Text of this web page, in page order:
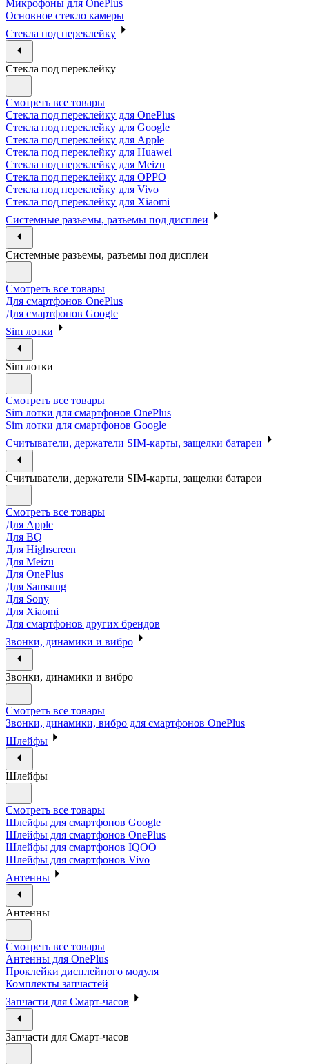
Микрофоны для OnePlus
Основное стекло камеры
Стекла под переклейку
Стекла под переклейку
Смотреть все товары
Стекла под переклейку для OnePlus
Стекла под переклейку для Google
Стекла под переклейку для Apple
Стекла под переклейку для Huawei
Стекла под переклейку для Meizu
Стекла под переклейку для OPPO
Стекла под переклейку для Vivo
Стекла под переклейку для Xiaomi
Системные разъемы, разъемы под дисплеи
Системные разъемы, разъемы под дисплеи
Смотреть все товары
Для смартфонов OnePlus
Для смартфонов Google
Sim лотки
Sim лотки
Смотреть все товары
Sim лотки для смартфонов OnePlus
Sim лотки для смартфонов Google
Считыватели, держатели SIM-карты, защелки батареи
Считыватели, держатели SIM-карты, защелки батареи
Смотреть все товары
Для Apple
Для BQ
Для Highscreen
Для Meizu
Для OnePlus
Для Samsung
Для Sony
Для Xiaomi
Для смартфонов других брендов
Звонки, динамики и вибро
Звонки, динамики и вибро
Смотреть все товары
Звонки, динамики, вибро для смартфонов OnePlus
Шлейфы
Шлейфы
Смотреть все товары
Шлейфы для смартфонов Google
Шлейфы для смартфонов OnePlus
Шлейфы для смартфонов IQOO
Шлейфы для смартфонов Vivo
Антенны
Антенны
Смотреть все товары
Антенны для OnePlus
Проклейки дисплейного модуля
Комплекты запчастей
Запчасти для Смарт-часов
Запчасти для Смарт-часов